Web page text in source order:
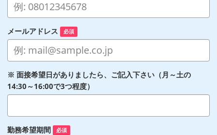
メールアドレス 必須
※ 面接希望日がありましたら、ご記入下さい（月～土の
14:30～16:00で3つ程度）
勤務希望期間 必須